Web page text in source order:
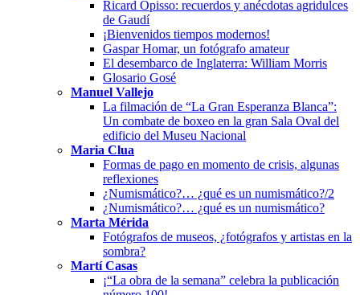
Ricard Opisso: recuerdos y anécdotas agridulces
de Gaudí
¡Bienvenidos tiempos modernos!
Gaspar Homar, un fotógrafo amateur
El desembarco de Inglaterra: William Morris
Glosario Gosé
Manuel Vallejo
La filmación de “La Gran Esperanza Blanca”:
Un combate de boxeo en la gran Sala Oval del
edificio del Museu Nacional
Maria Clua
Formas de pago en momento de crisis, algunas
reflexiones
¿Numismático?… ¿qué es un numismático?/2
¿Numismático?… ¿qué es un numismático?
Marta Mérida
Fotógrafos de museos, ¿fotógrafos y artistas en la
sombra?
Martí Casas
¡“La obra de la semana” celebra la publicación